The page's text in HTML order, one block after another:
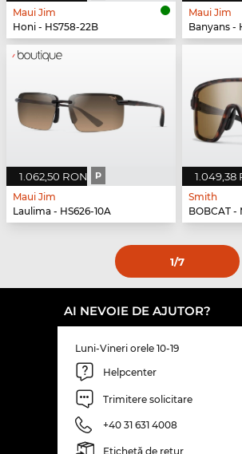
Maui Jim
Honi - HS758-22B
Maui Jim
Banyans -
1.062,50 RON P
Maui Jim
Laulima - HS626-10A
1.049,38
Smith
BOBCAT -
1/7
AI NEVOIE DE AJUTOR?
Luni-Vineri orele 10-19
Helpcenter
Trimitere solicitare
+40 31 631 4008
Etichetă de retur